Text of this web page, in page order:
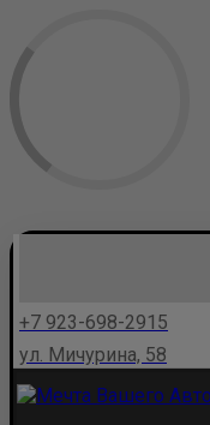
+7 923-698-2915
ул. Мичурина, 58